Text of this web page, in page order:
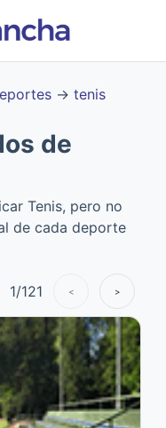
→ tenis
de
Tenis, pero no
de cada deporte
1/121 < >